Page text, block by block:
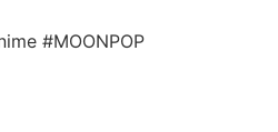
#MOONPOP